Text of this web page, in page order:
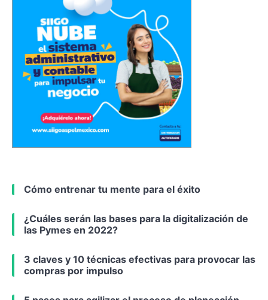
Cómo entrenar tu mente para el éxito
¿Cuáles serán las bases para la digitalización de
las Pymes en 2022?
3 claves y 10 técnicas efectivas para provocar las
compras por impulso